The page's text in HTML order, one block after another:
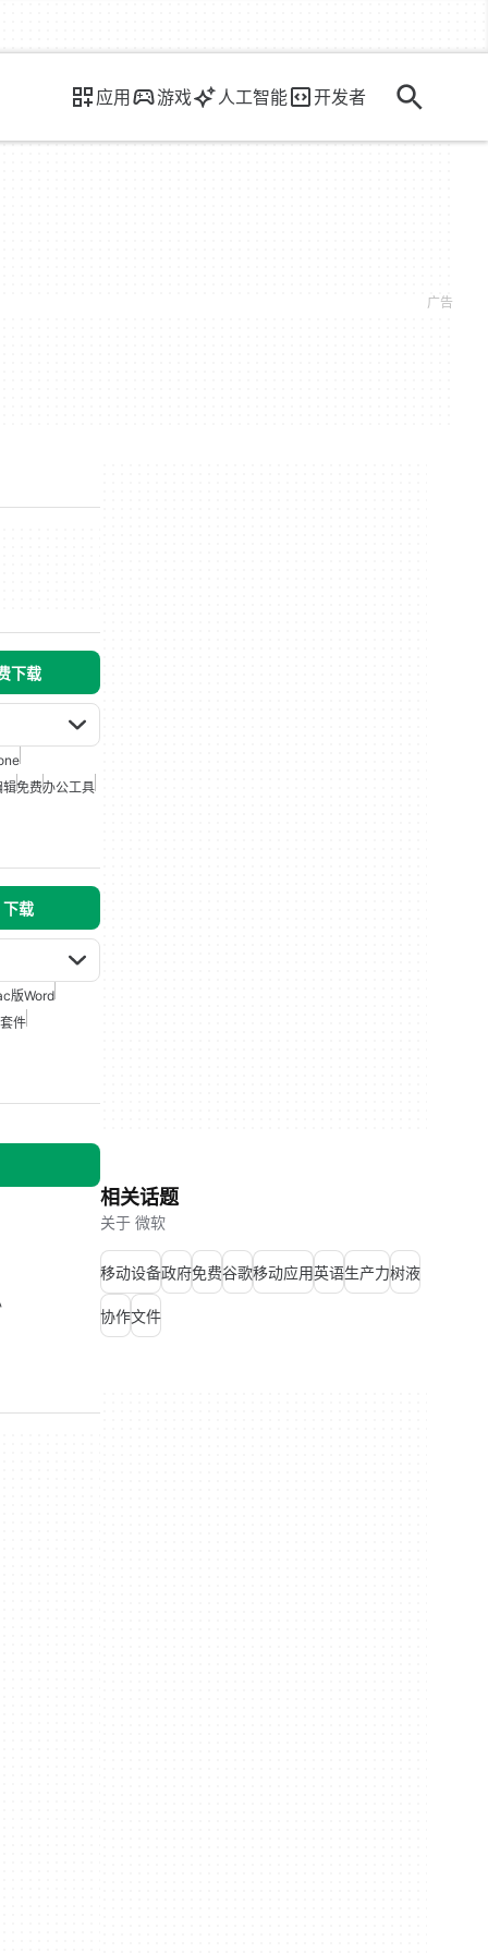
应用 游戏 人工智能 开发者
下载
辑免费办公工具
载
版Word
件
相关话题
关于 微软
移动设备政府免费谷歌移动应用英语生产力树液
协作文件